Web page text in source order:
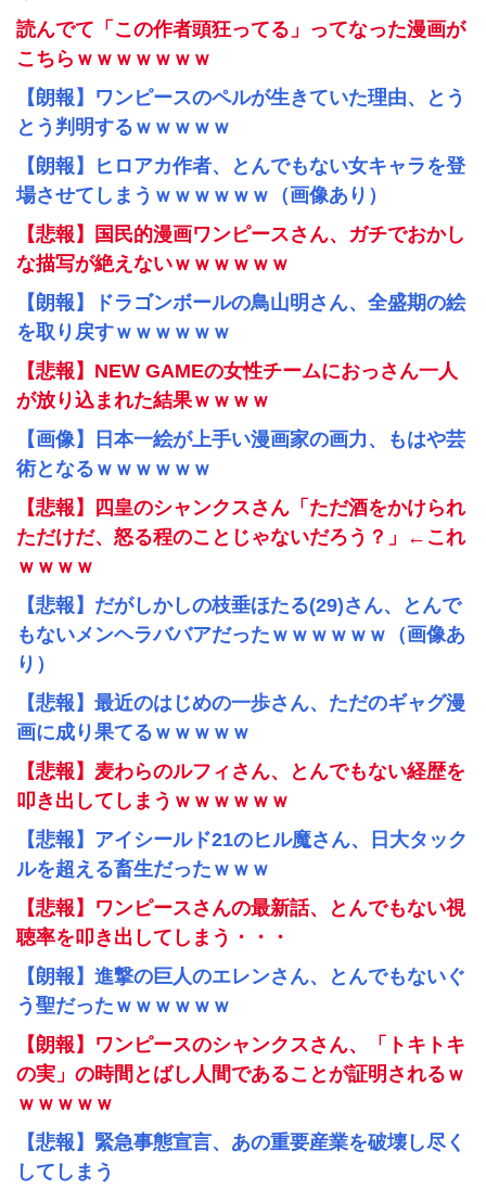
読んでて「この作者頭狂ってる」ってなった漫画が
こちらｗｗｗｗｗｗｗ
【朗報】ワンピースのペルが生きていた理由、とう
とう判明するｗｗｗｗｗ
【朗報】ヒロアカ作者、とんでもない女キャラを登
場させてしまうｗｗｗｗｗｗ（画像あり）
【悲報】国民的漫画ワンピースさん、ガチでおかし
な描写が絶えないｗｗｗｗｗｗ
【朗報】ドラゴンボールの鳥山明さん、全盛期の絵
を取り戻すｗｗｗｗｗｗ
【悲報】NEW GAMEの女性チームにおっさん一人
が放り込まれた結果ｗｗｗｗ
【画像】日本一絵が上手い漫画家の画力、もはや芸
術となるｗｗｗｗｗｗ
【悲報】四皇のシャンクスさん「ただ酒をかけられ
ただけだ、怒る程のことじゃないだろう？」←これ
ｗｗｗｗ
【悲報】だがしかしの枝垂ほたる(29)さん、とんで
もないメンヘラババアだったｗｗｗｗｗｗ（画像あ
り）
【悲報】最近のはじめの一歩さん、ただのギャグ漫
画に成り果てるｗｗｗｗｗ
【悲報】麦わらのルフィさん、とんでもない経歴を
叩き出してしまうｗｗｗｗｗｗ
【悲報】アイシールド21のヒル魔さん、日大タック
ルを超える畜生だったｗｗｗ
【悲報】ワンピースさんの最新話、とんでもない視
聴率を叩き出してしまう・・・
【朗報】進撃の巨人のエレンさん、とんでもないぐ
う聖だったｗｗｗｗｗｗ
【朗報】ワンピースのシャンクスさん、「トキトキ
の実」の時間とばし人間であることが証明されるｗ
ｗｗｗｗｗ
【悲報】緊急事態宣言、あの重要産業を破壊し尽く
してしまう